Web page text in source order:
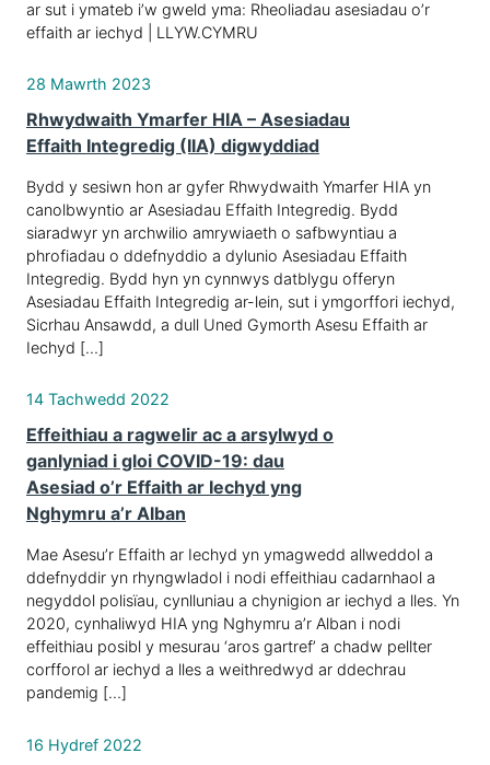
ar sut i ymateb i’w gweld yma: Rheoliadau asesiadau o’r
effaith ar iechyd | LLYW.CYMRU
28 Mawrth 2023
Rhwydwaith Ymarfer HIA – Asesiadau
Effaith Integredig (IIA) digwyddiad
Bydd y sesiwn hon ar gyfer Rhwydwaith Ymarfer HIA yn
canolbwyntio ar Asesiadau Effaith Integredig. Bydd
siaradwyr yn archwilio amrywiaeth o safbwyntiau a
phrofiadau o ddefnyddio a dylunio Asesiadau Effaith
Integredig. Bydd hyn yn cynnwys datblygu offeryn
Asesiadau Effaith Integredig ar-lein, sut i ymgorffori iechyd,
Sicrhau Ansawdd, a dull Uned Gymorth Asesu Effaith ar
Iechyd […]
14 Tachwedd 2022
Effeithiau a ragwelir ac a arsylwyd o
ganlyniad i gloi COVID-19: dau
Asesiad o’r Effaith ar Iechyd yng
Nghymru a’r Alban
Mae Asesu’r Effaith ar Iechyd yn ymagwedd allweddol a
ddefnyddir yn rhyngwladol i nodi effeithiau cadarnhaol a
negyddol polisïau, cynlluniau a chynigion ar iechyd a lles. Yn
2020, cynhaliwyd HIA yng Nghymru a’r Alban i nodi
effeithiau posibl y mesurau ‘aros gartref’ a chadw pellter
corfforol ar iechyd a lles a weithredwyd ar ddechrau
pandemig […]
16 Hydref 2022